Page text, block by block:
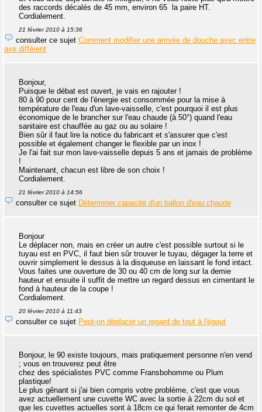
des raccords décalés de 45 mm, environ 65  la paire HT.
Cordialement.
21 février 2010 à 15:36
consulter ce sujet Comment modifier une arrivée de douche avec entre
axe différent
Bonjour,
Puisque le débat est ouvert, je vais en rajouter !
80 à 90 pour cent de l'énergie est consommée pour la mise à
température de l'eau d'un lave-vaisselle, c'est pourquoi il est plus
économique de le brancher sur l'eau chaude (à 50°) quand l'eau
sanitaire est chauffée au gaz ou au solaire !
Bien sûr il faut lire la notice du fabricant et s'assurer que c'est
possible et également changer le flexible par un inox !
Je l'ai fait sur mon lave-vaisselle depuis 5 ans et jamais de problème
!
Maintenant, chacun est libre de son choix !
Cordialement.
21 février 2010 à 14:56
consulter ce sujet Déterminer capacité d'un ballon d'eau chaude
Bonjour
Le déplacer non, mais en créer un autre c'est possible surtout si le
tuyau est en PVC, il faut bien sûr trouver le tuyau, dégager la terre et
ouvrir simplement le dessus à la disqueuse en laissant le fond intact.
Vous faites une ouverture de 30 ou 40 cm de long sur la demie
hauteur et ensuite il suffit de mettre un regard dessus en cimentant le
fond à hauteur de la coupe !
Cordialement.
20 février 2010 à 11:43
consulter ce sujet Peut-on déplacer un regard de tout à l'égout
Bonjour, le 90 existe toujours, mais pratiquement personne n'en vend
; vous en trouverez peut être
chez des spécialistes PVC comme Fransbohomme ou Plum
plastique!
Le plus gênant si j'ai bien compris votre problème, c'est que vous
avez actuellement une cuvette WC avec la sortie à 22cm du sol et
que les cuvettes actuelles sont à 18cm ce qui ferait remonter de 4cm